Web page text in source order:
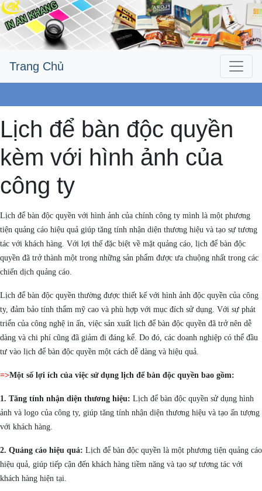
Trang Chủ
Công Ty An Khang
Lịch để bàn độc quyền
kèm với hình ảnh của
công ty
Lịch để bàn độc quyền với hình ảnh của chính công ty mình là một phương
tiện quảng cáo hiệu quả giúp tăng tính nhận diện thương hiệu và tạo sự tương
tác với khách hàng. Với lợi thế đặc biệt về mặt quảng cáo, lịch để bàn độc
quyền đã trở thành một trong những sản phẩm được ưa chuộng nhất trong các
chiến dịch quảng cáo.
Lịch để bàn độc quyền thường được thiết kế với hình ảnh độc quyền của công
ty, đảm bảo tính thẩm mỹ cao và phù hợp với mục đích sử dụng. Với sự phát
triển của công nghệ in ấn, việc sản xuất lịch để bàn độc quyền đã trở nên dễ
dàng và chi phí cũng đã giảm đi đáng kể. Do đó, các doanh nghiệp có thể đầu
tư vào lịch để bàn độc quyền một cách dễ dàng và hiệu quả.
=>Một số lợi ích của việc sử dụng lịch để bàn độc quyền bao gồm:
1. Tăng tính nhận diện thương hiệu: Lịch để bàn độc quyền sử dụng hình
ảnh và logo của công ty, giúp tăng tính nhận diện thương hiệu và tạo ấn tượng
với khách hàng.
2. Quảng cáo hiệu quả: Lịch để bàn độc quyền là một phương tiện quảng cáo
hiệu quả, giúp tiếp cận đến khách hàng tiềm năng và tạo sự tương tác với
khách hàng hiện tại.